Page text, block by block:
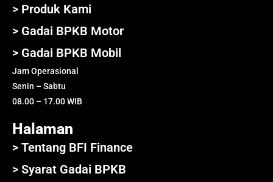
> Produk Kami
> Gadai BPKB Motor
> Gadai BPKB Mobil
Jam Operasional
Senin – Sabtu
08.00 – 17.00 WIB
Halaman
> Tentang BFI Finance
> Syarat Gadai BPKB